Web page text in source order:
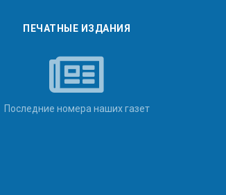
ПЕЧАТНЫЕ ИЗДАНИЯ
Последние номера наших газет